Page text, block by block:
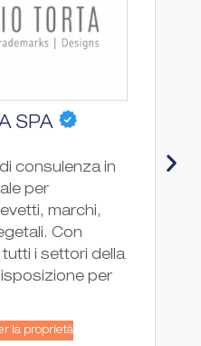
SPA
consulenza in
per
marchi,
Con
i settori della
per
la proprietà